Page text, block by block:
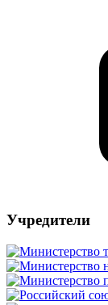
Учредители